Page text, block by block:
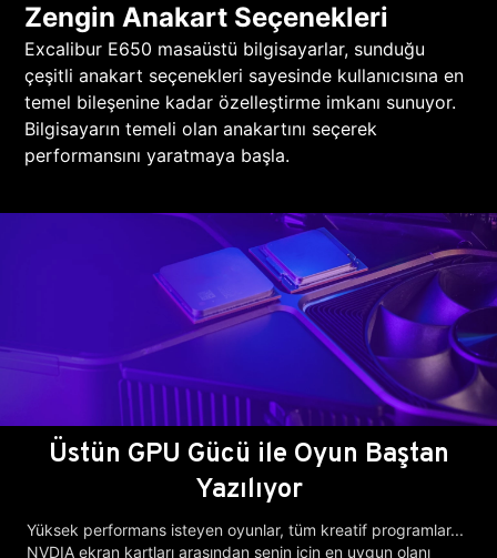
Zengin Anakart Seçenekleri
Excalibur E650 masaüstü bilgisayarlar, sunduğu
çeşitli anakart seçenekleri sayesinde kullanıcısına en
temel bileşenine kadar özelleştirme imkanı sunuyor.
Bilgisayarın temeli olan anakartını seçerek
performansını yaratmaya başla.
Üstün GPU Gücü ile Oyun Baştan
Yazılıyor
Yüksek performans isteyen oyunlar, tüm kreatif programlar...
NVDIA ekran kartları arasından senin için en uygun olanı